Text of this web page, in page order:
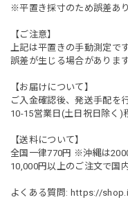
※平置き採寸のため誤差あり
【ご注意】
上記は平置きの手動測定です
誤差が生じる場合がありま
【お届けについて】
ご入金確認後、発送手配を
10-15営業日(土日祝日除く)
【送料について】
全国一律770円 ※沖縄は
10,000円以上のご注文で国
よくある質問: https://